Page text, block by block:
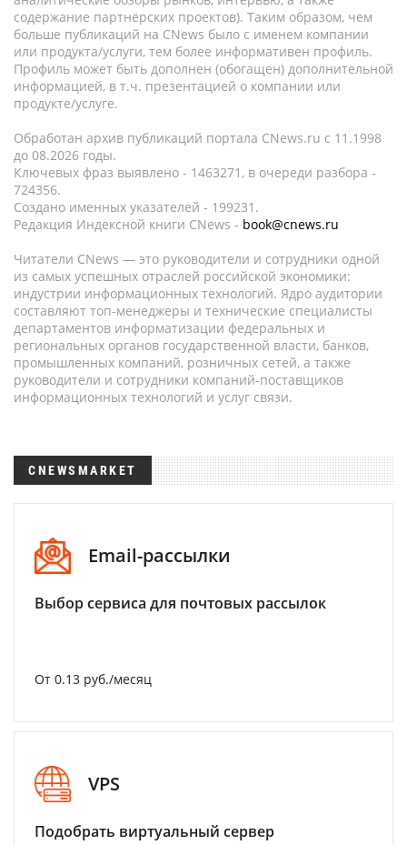
содержание партнёрских проектов). Таким образом, чем
больше публикаций на CNews было с именем компании
или продукта/услуги, тем более информативен профиль.
Профиль может быть дополнен (обогащен) дополнительной
информацией, в т.ч. презентацией о компании или
продукте/услуге.
Обработан архив публикаций портала CNews.ru c 11.1998
до 08.2026 годы.
Ключевых фраз выявлено - 1463271, в очереди разбора -
724356.
Создано именных указателей - 199231.
Редакция Индексной книги CNews - book@cnews.ru
Читатели CNews — это руководители и сотрудники одной
из самых успешных отраслей российской экономики:
индустрии информационных технологий. Ядро аудитории
составляют топ-менеджеры и технические специалисты
департаментов информатизации федеральных и
региональных органов государственной власти, банков,
промышленных компаний, розничных сетей, а также
руководители и сотрудники компаний-поставщиков
информационных технологий и услуг связи.
CNEWSMARKET
Email-рассылки
Выбор сервиса для почтовых рассылок
От 0.13 руб./месяц
VPS
Подобрать виртуальный сервер